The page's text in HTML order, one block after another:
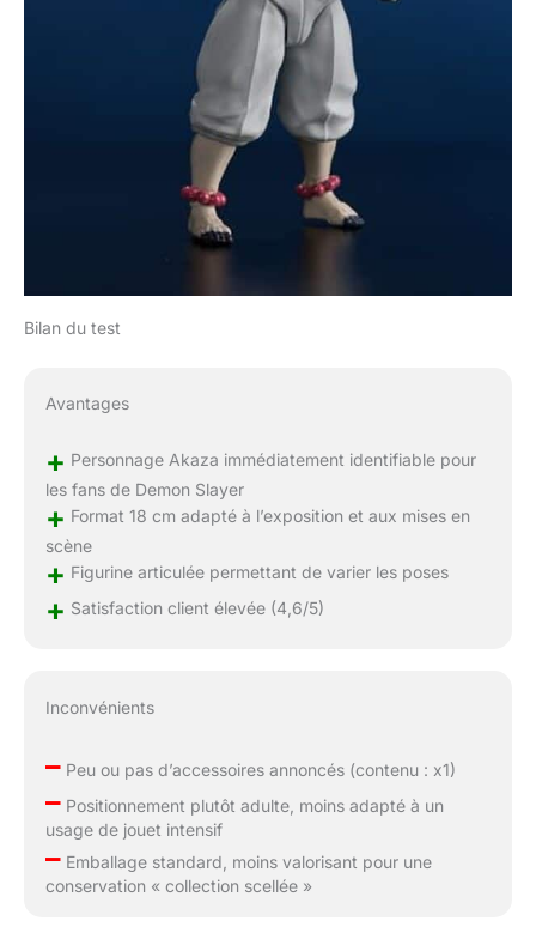
Bilan du test
Avantages
+ Personnage Akaza immédiatement identifiable pour
les fans de Demon Slayer
+ Format 18 cm adapté à l’exposition et aux mises en
scène
+ Figurine articulée permettant de varier les poses
+ Satisfaction client élevée (4,6/5)
Inconvénients
–Peu ou pas d’accessoires annoncés (contenu : x1)
–Positionnement plutôt adulte, moins adapté à un
usage de jouet intensif
–Emballage standard, moins valorisant pour une
conservation « collection scellée »